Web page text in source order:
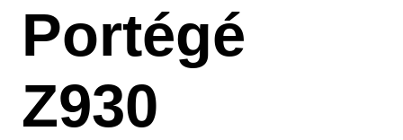
Portégé
Z930